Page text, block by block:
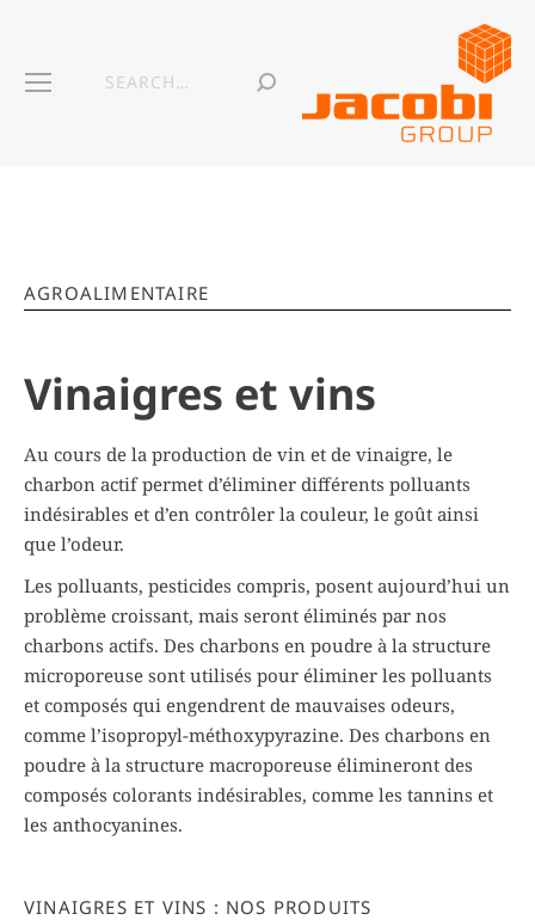
AGROALIMENTAIRE
Vinaigres et vins
Au cours de la production de vin et de vinaigre, le
charbon actif permet d’éliminer différents polluants
indésirables et d’en contrôler la couleur, le goût ainsi
que l’odeur.
Les polluants, pesticides compris, posent aujourd’hui un
problème croissant, mais seront éliminés par nos
charbons actifs. Des charbons en poudre à la structure
microporeuse sont utilisés pour éliminer les polluants
et composés qui engendrent de mauvaises odeurs,
comme l’isopropyl-méthoxypyrazine. Des charbons en
poudre à la structure macroporeuse élimineront des
composés colorants indésirables, comme les tannins et
les anthocyanines.
VINAIGRES ET VINS : NOS PRODUITS